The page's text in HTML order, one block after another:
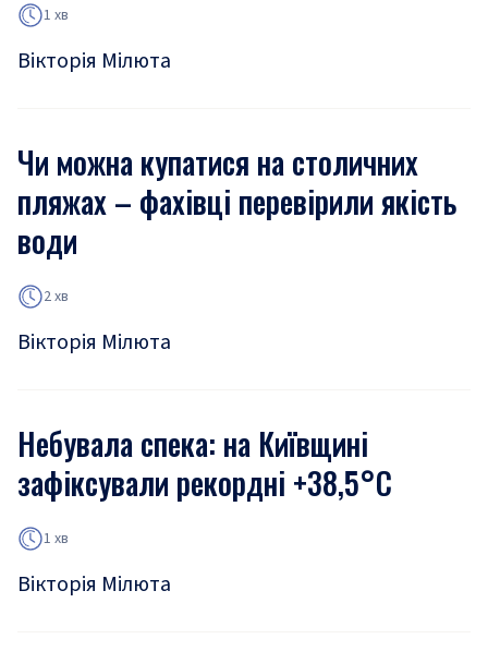
1 хв
Вікторія Мілюта
Чи можна купатися на столичних
пляжах – фахівці перевірили якість
води
2 хв
Вікторія Мілюта
Небувала спека: на Київщині
зафіксували рекордні +38,5°С
1 хв
Вікторія Мілюта